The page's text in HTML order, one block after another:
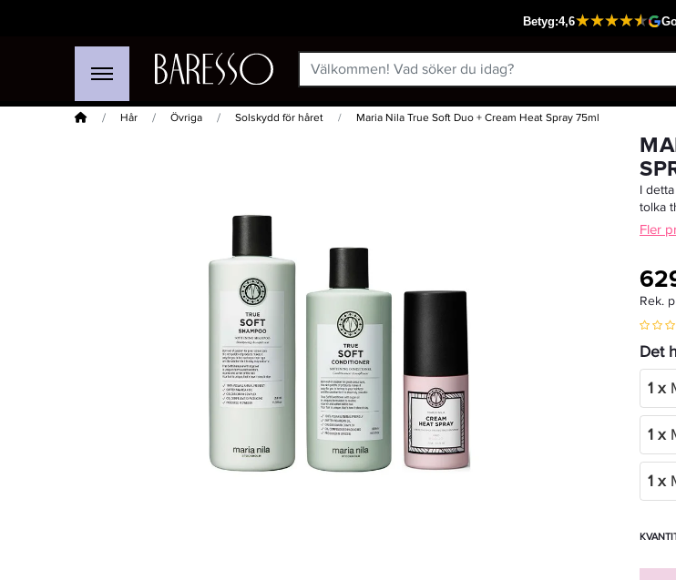
Hem Hår Övriga Solskydd för håret Maria Nila True Soft Duo + Cream Heat Spray 75ml
Passar din
160,30 kr
I
tolka
Fler
Rek.
Det
1 x
1 x
1 x